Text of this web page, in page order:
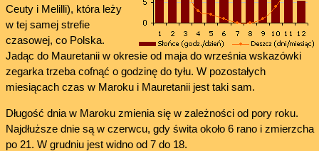
Ceuty i Melilli), która leży
w tej samej strefie
czasowej, co Polska.
Jadąc do Mauretanii w okresie od maja do września wskazówki
zegarka trzeba cofnąć o godzinę do tyłu. W pozostałych
miesiącach czas w Maroku i Mauretanii jest taki sam.
Długość dnia w Maroku zmienia się w zależności od pory roku.
Najdłuższe dnie są w czerwcu, gdy świta około 6 rano i zmierzcha
po 21. W grudniu jest widno od 7 do 18.